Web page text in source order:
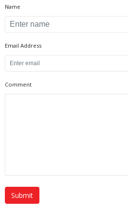
Name
Email Address
Comment